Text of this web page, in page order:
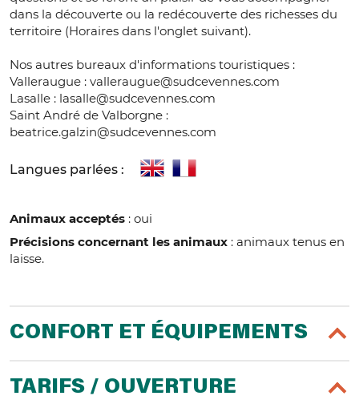
dans la découverte ou la redécouverte des richesses du
territoire (Horaires dans l'onglet suivant).
Nos autres bureaux d'informations touristiques :
Valleraugue : valleraugue@sudcevennes.com
Lasalle : lasalle@sudcevennes.com
Saint André de Valborgne :
beatrice.galzin@sudcevennes.com
Langues parlées :
Animaux acceptés : oui
Précisions concernant les animaux : animaux tenus en
laisse.
CONFORT ET ÉQUIPEMENTS
TARIFS / OUVERTURE